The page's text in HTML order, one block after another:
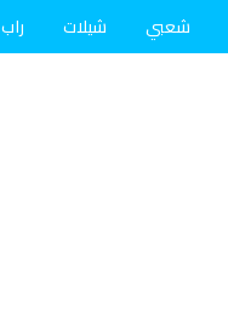
شعبي شيلات راب